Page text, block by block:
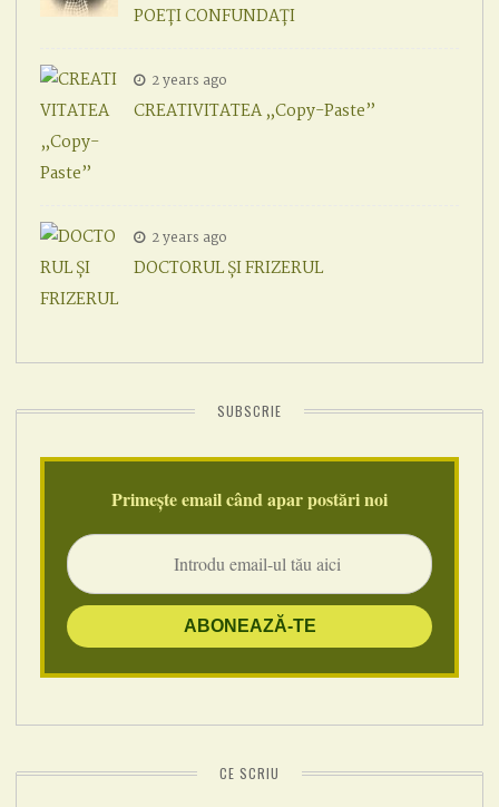
POEȚI CONFUNDAȚI
2 years ago
CREATIVITATEA „Copy-Paste”
2 years ago
DOCTORUL ȘI FRIZERUL
SUBSCRIE
Primește email când apar postări noi
CE SCRIU